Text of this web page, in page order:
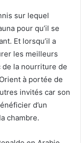
sur lequel
pour qu’il se
Et lorsqu’il a
les meilleurs
de la nourriture de
à portée de
invités car son
d’un
chambre.